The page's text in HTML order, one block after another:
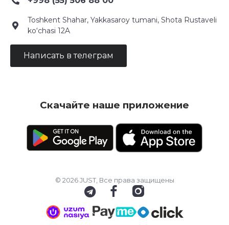
Toshkent Shahar, Yakkasaroy tumani, Shota Rustaveli
ko‘chasi 12A
Написать в телеграм
Скачайте наше приложение
© 2026 JUST, Все права защищены